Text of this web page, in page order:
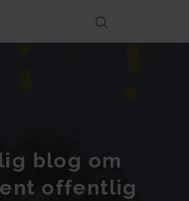
blog om
offentlig